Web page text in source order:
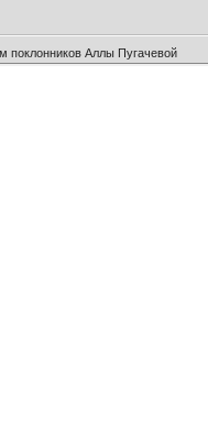
поклонников Аллы Пугачевой